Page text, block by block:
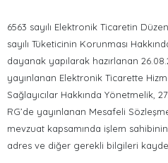
6563 sayılı Elektronik Ticaretin
sayılı Tüketicinin Korunması
dayanak yapılarak hazırlanan
yayınlanan Elektronik Ticarette
Sağlayıcılar Hakkında Yönetmelik,
RG’de yayınlanan Mesafeli
mevzuat kapsamında işlem
adres ve diğer gerekli bilgileri